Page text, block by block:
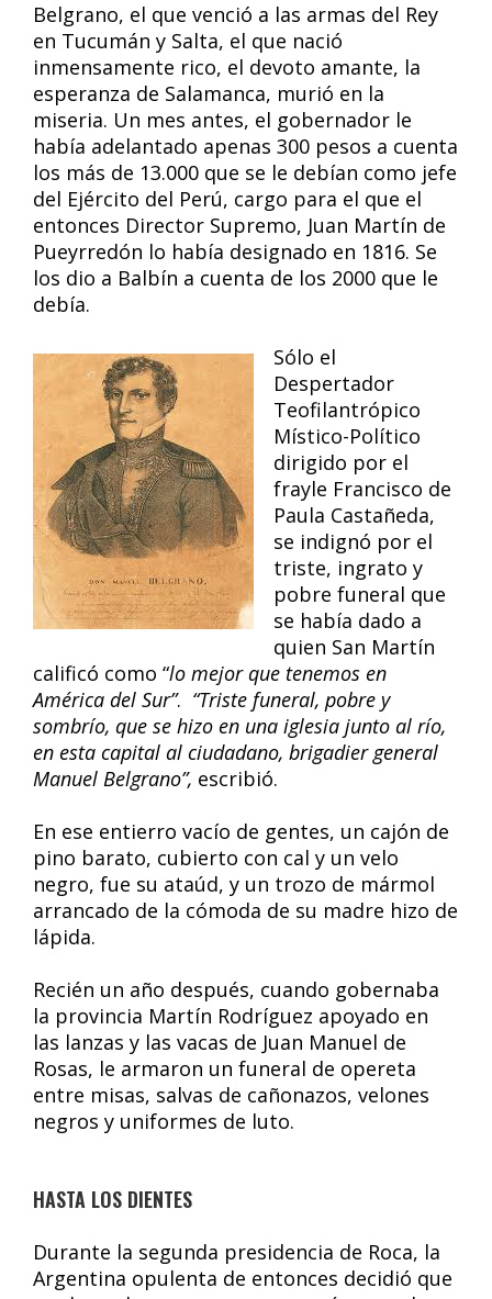
Belgrano, el que venció a las armas del Rey
en Tucumán y Salta, el que nació
inmensamente rico, el devoto amante, la
esperanza de Salamanca, murió en la
miseria. Un mes antes, el gobernador le
había adelantado apenas 300 pesos a cuenta
los más de 13.000 que se le debían como jefe
del Ejército del Perú, cargo para el que el
entonces Director Supremo, Juan Martín de
Pueyrredón lo había designado en 1816. Se
los dio a Balbín a cuenta de los 2000 que le
debía.
Sólo el
Despertador
Teofilantrópico
Místico-Político
dirigido por el
frayle Francisco de
Paula Castañeda,
se indignó por el
triste, ingrato y
pobre funeral que
se había dado a
quien San Martín
calificó como “lo mejor que tenemos en
América del Sur”. “Triste funeral, pobre y
sombrío, que se hizo en una iglesia junto al río,
en esta capital al ciudadano, brigadier general
Manuel Belgrano”, escribió.
En ese entierro vacío de gentes, un cajón de
pino barato, cubierto con cal y un velo
negro, fue su ataúd, y un trozo de mármol
arrancado de la cómoda de su madre hizo de
lápida.
Recién un año después, cuando gobernaba
la provincia Martín Rodríguez apoyado en
las lanzas y las vacas de Juan Manuel de
Rosas, le armaron un funeral de opereta
entre misas, salvas de cañonazos, velones
negros y uniformes de luto.
HASTA LOS DIENTES
Durante la segunda presidencia de Roca, la
Argentina opulenta de entonces decidió que